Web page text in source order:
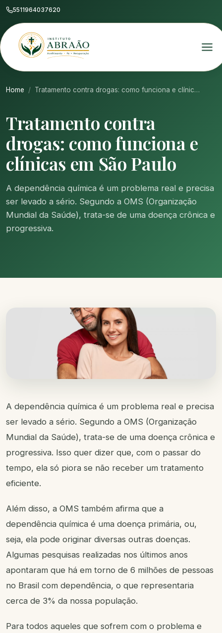
5511964037620
Home Tratamento contra drogas: como funciona e clínic…
Tratamento contra
drogas: como funciona e
clínicas em São Paulo
A dependência química é um problema real e precisa
ser levado a sério. Segundo a OMS (Organização
Mundial da Saúde), trata-se de uma doença crônica e
progressiva.
A dependência química é um problema real e precisa
ser levado a sério. Segundo a OMS (Organização
Mundial da Saúde), trata-se de uma doença crônica e
progressiva. Isso quer dizer que, com o passar do
tempo, ela só piora se não receber um tratamento
eficiente.
Além disso, a OMS também afirma que a
dependência química é uma doença primária, ou,
seja, ela pode originar diversas outras doenças.
Algumas pesquisas realizadas nos últimos anos
apontaram que há em torno de 6 milhões de pessoas
no Brasil com dependência, o que representaria
cerca de 3% da nossa população.
Para todos aqueles que sofrem com o problema e